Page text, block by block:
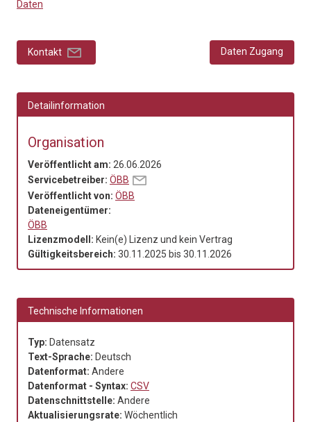
Daten
Kontakt Daten Zugang
Detailinformation
Organisation
Veröffentlicht am: 26.06.2026
Servicebetreiber: ÖBB
Veröffentlicht von: ÖBB
Dateneigentümer:
ÖBB
Lizenzmodell: Kein(e) Lizenz und kein Vertrag
Gültigkeitsbereich: 30.11.2025 bis 30.11.2026
Technische Informationen
Typ: Datensatz
Text-Sprache: Deutsch
Datenformat: Andere
Datenformat - Syntax: CSV
Datenschnittstelle: Andere
Aktualisierungsrate: Wöchentlich